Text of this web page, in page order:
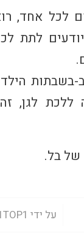
לכל אחד,
לתת
בשבתות
ללכת לגן,
של בל.
על ידי